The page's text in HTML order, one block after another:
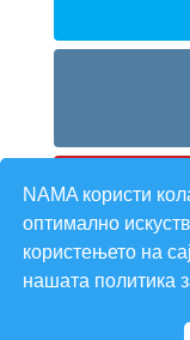
NAMA користи
оптимално
користењето на
нашата политика